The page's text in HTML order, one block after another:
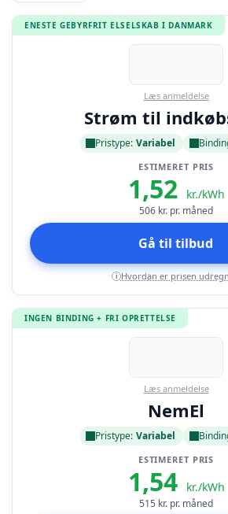
ENESTE GEBYRFRIT ELSELSKAB I DANMARK
Læs anmeldelse
Strøm til
Pristype: Variabel
ESTIMERET PRIS
1,52 kr./kWh
506 kr. pr. måned
Gå til tilbud
i Hvordan er prisen
INGEN BINDING + FRI OPRETTELSE
Læs anmeldelse
NemEl
Pristype: Variabel
ESTIMERET PRIS
1,54 kr./kWh
515 kr. pr. måned